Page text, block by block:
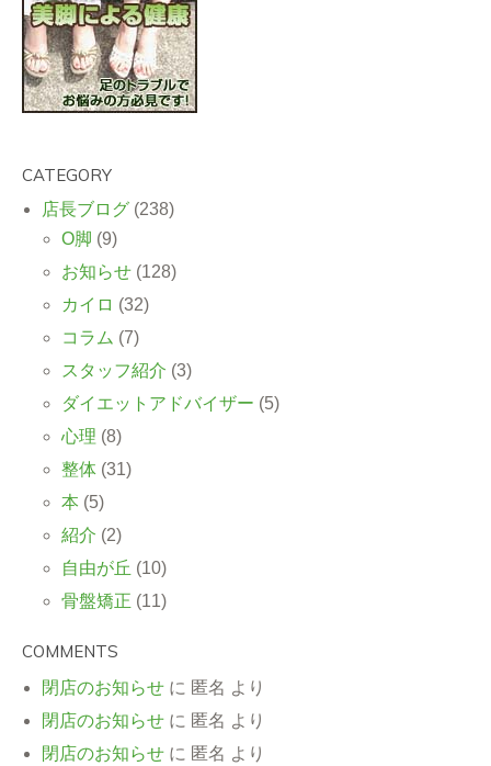
CATEGORY
店長ブログ (238)
O脚 (9)
お知らせ (128)
カイロ (32)
コラム (7)
スタッフ紹介 (3)
ダイエットアドバイザー (5)
心理 (8)
整体 (31)
本 (5)
紹介 (2)
自由が丘 (10)
骨盤矯正 (11)
COMMENTS
閉店のお知らせ に 匿名 より
閉店のお知らせ に 匿名 より
閉店のお知らせ に 匿名 より